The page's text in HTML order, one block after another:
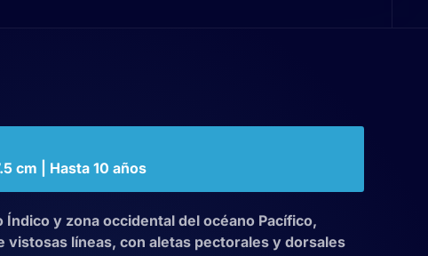
cm | Hasta 10 años
y zona occidental del océano Pacífico,
vistosas líneas, con aletas pectorales y dorsales